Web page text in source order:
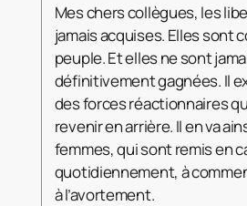
Mes chers collègues, les
jamais acquises. Elles sont
peuple. Et elles ne sont
définitivement gagnées. Il
des forces réactionnaires
revenir en arrière. Il en va
femmes, qui sont remis en
quotidiennement, à
à l’avortement.